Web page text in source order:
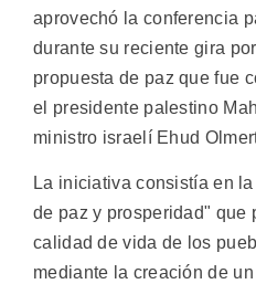
aprovechó la conferencia
durante su reciente gira
propuesta de paz que fue
el presidente palestino
ministro israelí Ehud
La iniciativa consistía en
de paz y prosperidad" que
calidad de vida de los
mediante la creación de